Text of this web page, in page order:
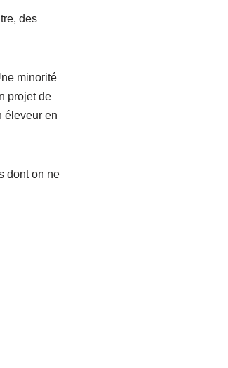
des
minorité
projet de
éleveur en
dont on ne